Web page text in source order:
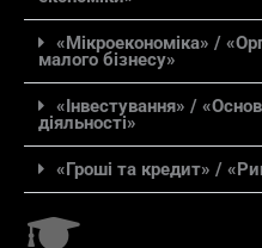
«Мікроекономіка» /
малого бізнесу»
«Інвестування» /
діяльності»
«Гроші та кредит» /